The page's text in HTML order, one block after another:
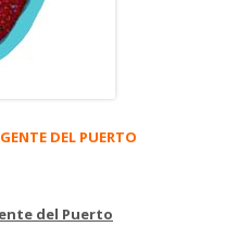
DEL PUERTO
del Puerto